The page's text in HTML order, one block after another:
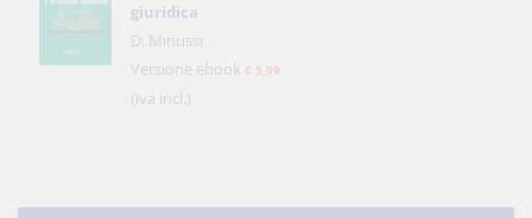
giuridica
D. Minussi
Versione ebook € 5,99
(iva incl.)